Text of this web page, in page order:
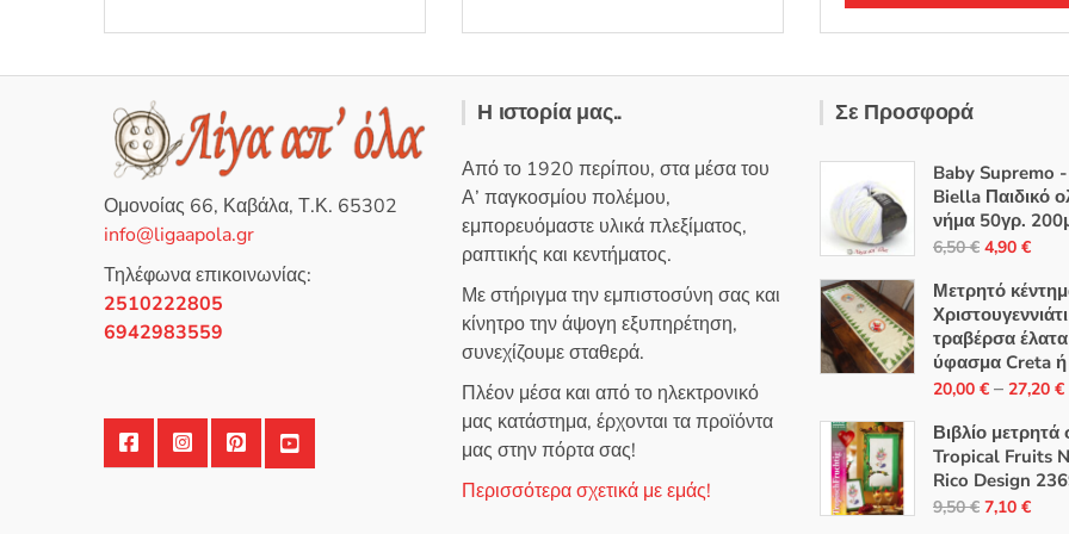
θ
ε
0
α
π
ό
παραλλαγές.
επιλογές
μπορούν
επιλεγούν
στη
σελίδα
Ομονοίας 66, Καβάλα, Τ.Κ. 65302
info@ligaapola.gr
Τηλέφωνα επικοινωνίας:
2510222805
6942983559
Η ιστορία μας..
Από το 1920 περίπου, στα μέσα του
Α’ παγκοσμίου πολέμου,
εμπορευόμαστε υλικά πλεξίματος,
ραπτικής και κεντήματος.
Με στήριγμα την εμπιστοσύνη σας και
κίνητρο την άψογη εξυπηρέτηση,
συνεχίζουμε σταθερά.
Πλέον μέσα και από το ηλεκτρονικό
μας κατάστημα, έρχονται τα προϊόντα
μας στην πόρτα σας!
Περισσότερα σχετικά με εμάς!
Σε Προσφορά
Baby Supremo
Biella Παιδικό
νήμα 50γρ.
6,50€ Original
was:
6,50 €.
4,90 €Η
τιμή
Μετρητό
τραβέρσα
ύφασμα Creta ή
20,00 € – 27,20 €
Βιβλίο μετρητά
Tropical Fruits
Rico Design
9,50€ Original
7,10 €Η